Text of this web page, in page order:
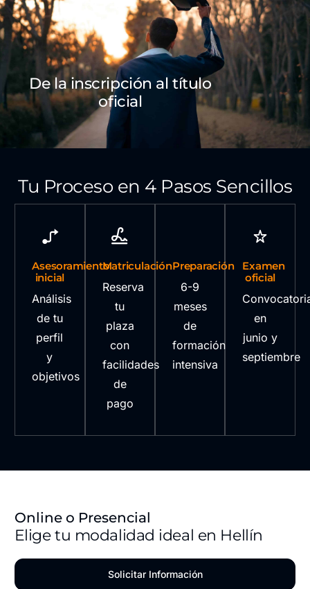
De la inscripción al título
oficial
Tu Proceso en 4 Pasos Sencillos
Asesoramiento
inicial
Análisis
de tu
perfil
y
objetivos
Matriculación
Reserva
tu
plaza
con
facilidades
de
pago
Preparación
6-9
meses
de
formación
intensiva
Examen
oficial
en
junio y
septiembre
Online o Presencial
Elige tu modalidad ideal en Hellín
Solicitar Información